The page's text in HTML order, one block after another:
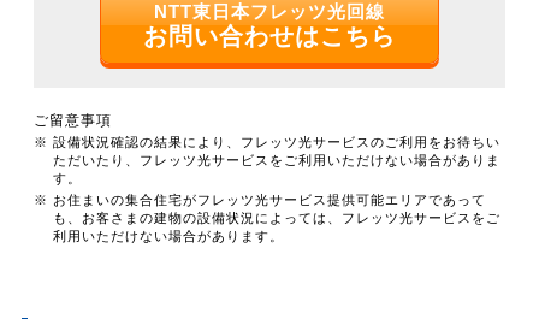
NTT東日本フレッツ光回線
お問い合わせはこちら
ご留意事項
※ 設備状況確認の結果により、フレッツ光サービスのご利用をお待ちい
ただいたり、フレッツ光サービスをご利用いただけない場合がありま
す。
※ お住まいの集合住宅がフレッツ光サービス提供可能エリアであって
も、お客さまの建物の設備状況によっては、フレッツ光サービスをご
利用いただけない場合があります。